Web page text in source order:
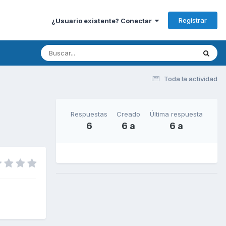
¿Usuario existente? Conectar Registrar
Toda la actividad
Respuestas
6
Creado
6 a
Última respuesta
6 a